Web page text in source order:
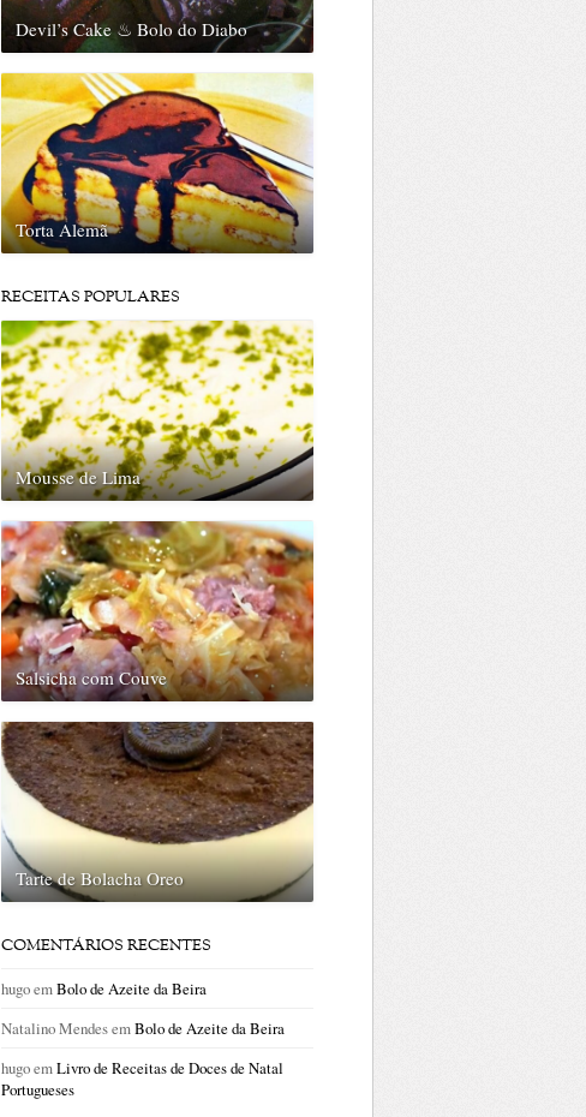
Devil’s Cake ♨ Bolo do Diabo
Torta Alemã
RECEITAS POPULARES
Mousse de Lima
Salsicha com Couve
Tarte de Bolacha Oreo
COMENTÁRIOS RECENTES
hugoemBolo de Azeite da Beira
Natalino MendesemBolo de Azeite da Beira
hugoemLivro de Receitas de Doces de Natal
Portugueses